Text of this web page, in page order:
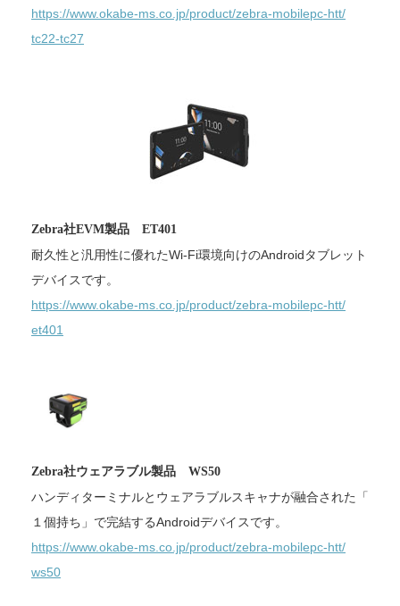
https://www.okabe-ms.co.jp/product/zebra-mobilepc-htt/
tc22-tc27
Zebra社EVM製品 ET401
耐久性と汎用性に優れたWi-Fi環境向けのAndroidタブレット
デバイスです。
https://www.okabe-ms.co.jp/product/zebra-mobilepc-htt/
et401
Zebra社ウェアラブル製品 WS50
ハンディターミナルとウェアラブルスキャナが融合された「
１個持ち」で完結するAndroidデバイスです。
https://www.okabe-ms.co.jp/product/zebra-mobilepc-htt/
ws50